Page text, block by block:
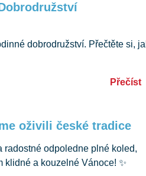
dobrodružství. Přečtěte si,
Přečíst
oživili české tradice
odpoledne plné koled,
klidné a kouzelné Vánoce! ✨